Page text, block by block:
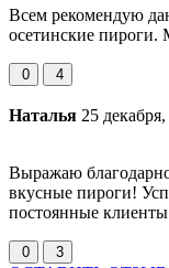
Всем рекомендую
осетинские
0 4
Наталья 25
Выражаю
вкусные пироги!
постоянные
0 3